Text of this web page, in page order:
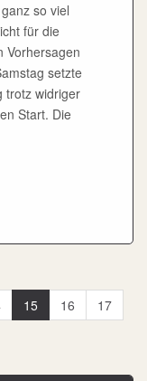
so viel
für die
Vorhersagen
setzte
trotz widriger
Start. Die
15 16
17